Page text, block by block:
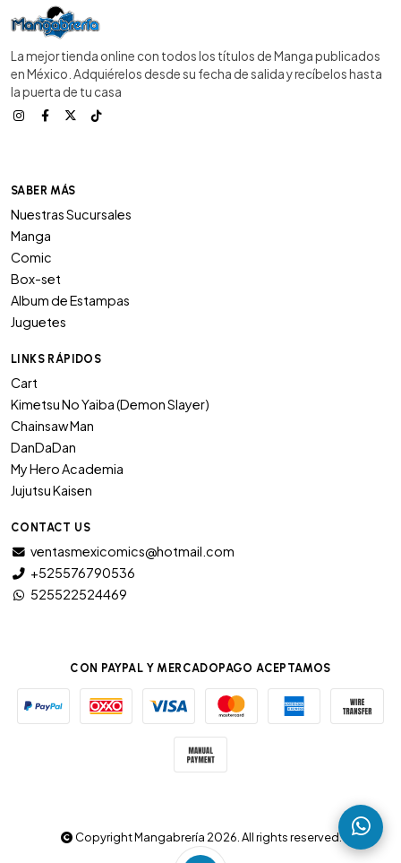
La mejor tienda online con todos los títulos de Manga publicados
en México. Adquiérelos desde su fecha de salida y recíbelos hasta
la puerta de tu casa
SABER MÁS
Nuestras Sucursales
Manga
Comic
Box-set
Album de Estampas
Juguetes
LINKS RÁPIDOS
Cart
Kimetsu No Yaiba (Demon Slayer)
Chainsaw Man
DanDaDan
My Hero Academia
Jujutsu Kaisen
CONTACT US
ventasmexicomics@hotmail.com
+525576790536
525522524469
CON PAYPAL Y MERCADOPAGO ACEPTAMOS
Copyright Mangabrería 2026. All rights reserved.